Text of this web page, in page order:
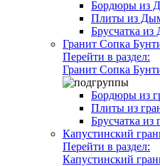
Бордюры из
Плиты из
Брусчатка из
Гранит Сопка
Перейти в раздел:
Гранит Сопка
Бордюры из
Плиты из
Брусчатка из
Капустинский
Перейти в раздел:
Капустинский